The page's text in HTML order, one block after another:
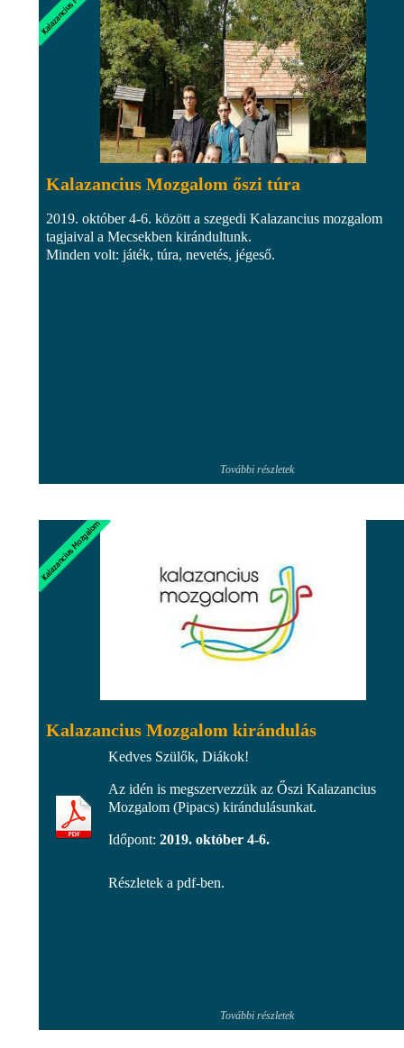
Kalazancius Mozgalom őszi túra
2019. október 4-6. között a szegedi Kalazancius mozgalom
tagjaival a Mecsekben kirándultunk.
Minden volt: játék, túra, nevetés, jégeső.
További részletek
Kalazancius Mozgalom kirándulás
Kedves Szülők, Diákok!
Az idén is megszervezzük az Őszi Kalazancius
Mozgalom (Pipacs) kirándulásunkat.
Időpont: 2019. október 4-6.
Részletek a pdf-ben.
További részletek